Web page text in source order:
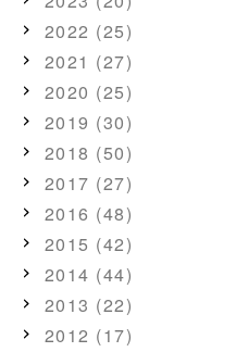
2022 (25)
2021 (27)
2020 (25)
2019 (30)
2018 (50)
2017 (27)
2016 (48)
2015 (42)
2014 (44)
2013 (22)
2012 (17)